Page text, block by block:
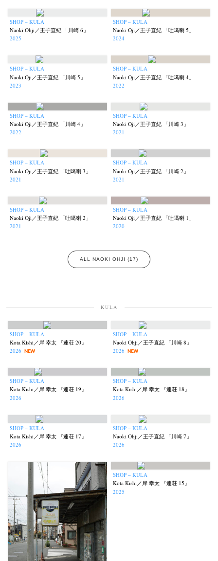
News Exhibition Members Workshop Documents Contact About
(7) (27) (6)
Kazuyuki Kawaguchi (267) Keizo Kitajima
Mariko Takahashi (23) Masako Matsui Masashi Otomo (47) Nana Kakuda
photographers' gallery File photographers’ gallery press
Postwar and Shōwa-Era (8) Publication (42) Remembrance
Renchan (32)
Yuki Kasama (9)
SHOP – KULA
Naoki Ohji／王子直紀 「川崎 6」
2025
SHOP – KULA
Naoki Oji／王子直紀 「吐噶喇 5」
2024
SHOP – KULA
Naoki Oji／王子直紀 「川崎 5」
2023
SHOP – KULA
Naoki Oji／王子直紀 「吐噶喇 4」
2022
SHOP – KULA
Naoki Oji／王子直紀 「川崎 4」
2022
SHOP – KULA
Naoki Oji／王子直紀 「川崎 3」
2021
SHOP – KULA
Naoki Oji／王子直紀 「吐噶喇 3」
2021
SHOP – KULA
Naoki Oji／王子直紀 「川崎 2」
2021
SHOP – KULA
Naoki Oji／王子直紀 「吐噶喇 2」
2021
SHOP – KULA
Naoki Oji／王子直紀 「吐噶喇 1」
2020
ALL NAOKI OHJI (17)
KULA
SHOP – KULA
Kota Kishi／岸 幸太 『連荘 20』
2026
NEW
SHOP – KULA
Naoki Ohji／王子直紀 「川崎 8」
2026 NEW
SHOP – KULA
Kota Kishi／岸 幸太 『連荘 19』
2026
SHOP – KULA
Kota Kishi／岸 幸太 『連荘 18』
2026
SHOP – KULA
Kota Kishi／岸 幸太 『連荘 17』
2026
SHOP – KULA
Naoki Ohji／王子直紀 「川崎 7」
2026
SHOP – KULA
Kota Kishi／岸 幸太 『連荘 15』
2025